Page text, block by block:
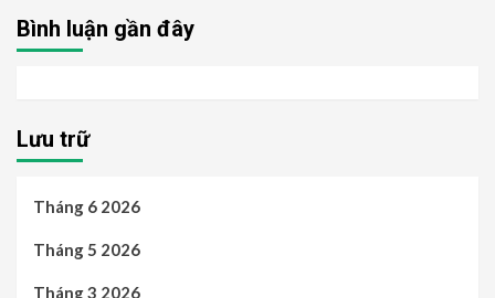
Bình luận gần đây
Lưu trữ
Tháng 6 2026
Tháng 5 2026
Tháng 3 2026